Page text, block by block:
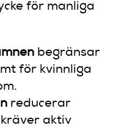
för manliga
begränsar
för kvinnliga
reducerar
aktiv